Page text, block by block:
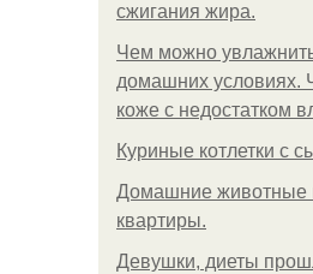
сжигания жира.
Чем можно
домашних условиях.
коже с недостатком
Куриные котлетки с
Домашние животные
квартиры.
Девушки, диеты